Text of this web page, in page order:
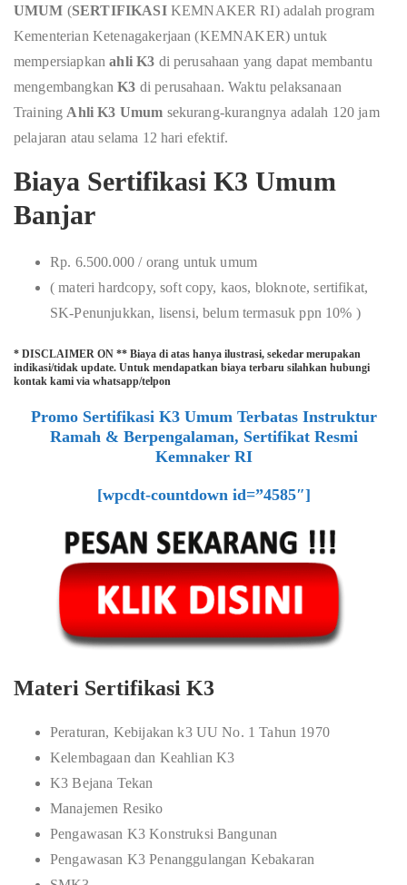
UMUM (SERTIFIKASIKEMNAKER RI) adalah program
Kementerian Ketenagakerjaan (KEMNAKER) untuk
mempersiapkanahli K3 di perusahaan yang dapat membantu
mengembangkanK3 di perusahaan. Waktu pelaksanaan
Training Ahli K3 Umum sekurang-kurangnya adalah 120 jam
pelajaran atau selama 12 hari efektif.
Biaya Sertifikasi K3 Umum
Banjar
Rp. 6.500.000 / orang untuk umum
( materi hardcopy, soft copy, kaos, bloknote, sertifikat,
SK-Penunjukkan, lisensi, belum termasuk ppn 10% )
* DISCLAIMER ON ** Biaya di atas hanya ilustrasi, sekedar merupakan
indikasi/tidak update. Untuk mendapatkan biaya terbaru silahkan hubungi
kontak kami via whatsapp/telpon
Promo Sertifikasi K3 Umum Terbatas Instruktur
Ramah & Berpengalaman, Sertifikat Resmi
Kemnaker RI
[wpcdt-countdown id=”4585″]
Materi Sertifikasi K3
Peraturan, Kebijakan k3 UU No. 1 Tahun 1970
Kelembagaan dan Keahlian K3
K3 Bejana Tekan
Manajemen Resiko
Pengawasan K3 Konstruksi Bangunan
Pengawasan K3 Penanggulangan Kebakaran